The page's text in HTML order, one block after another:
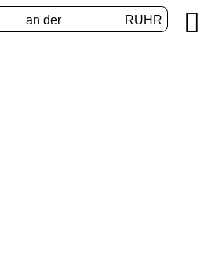
an der RUHR 